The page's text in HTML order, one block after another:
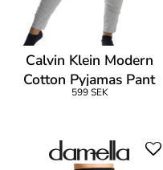
Calvin Klein Modern
Cotton Pyjamas Pant
599 SEK